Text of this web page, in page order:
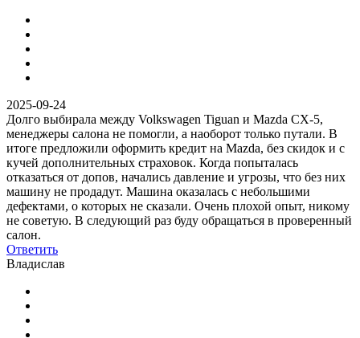
2025-09-24
Долго выбирала между Volkswagen Tiguan и Mazda CX-5,
менеджеры салона не помогли, а наоборот только путали. В
итоге предложили оформить кредит на Mazda, без скидок и с
кучей дополнительных страховок. Когда попыталась
отказаться от допов, начались давление и угрозы, что без них
машину не продадут. Машина оказалась с небольшими
дефектами, о которых не сказали. Очень плохой опыт, никому
не советую. В следующий раз буду обращаться в проверенный
салон.
Ответить
Владислав